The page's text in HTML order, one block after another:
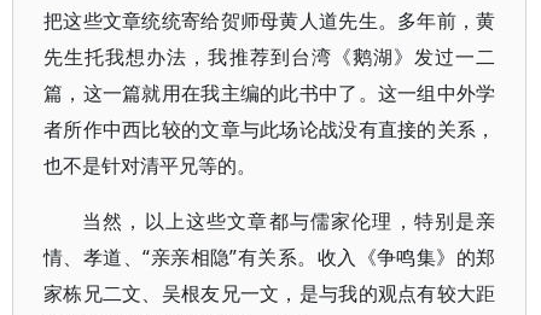
把这些文章统统寄给贺师母黄人道先生。多年前，黄
先生托我想办法，我推荐到台湾《鹅湖》发过一二
篇，这一篇就用在我主编的此书中了。这一组中外学
者所作中西比较的文章与此场论战没有直接的关系，
也不是针对清平兄等的。
当然，以上这些文章都与儒家伦理，特别是亲
情、孝道、“亲亲相隐”有关系。收入《争鸣集》的郑
家栋兄二文、吴根友兄一文，是与我的观点有较大距